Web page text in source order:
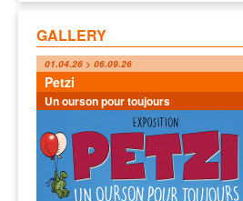
GALLERY
01.04.26 > 06.09.26
Petzi
Un ourson pour toujours